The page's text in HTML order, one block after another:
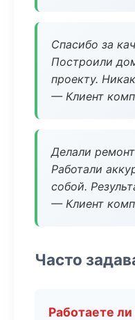
Спасибо за
Построили
проекту.
— Клиент
Делали
Работали
собой.
— Клиент
Часто
Работаете